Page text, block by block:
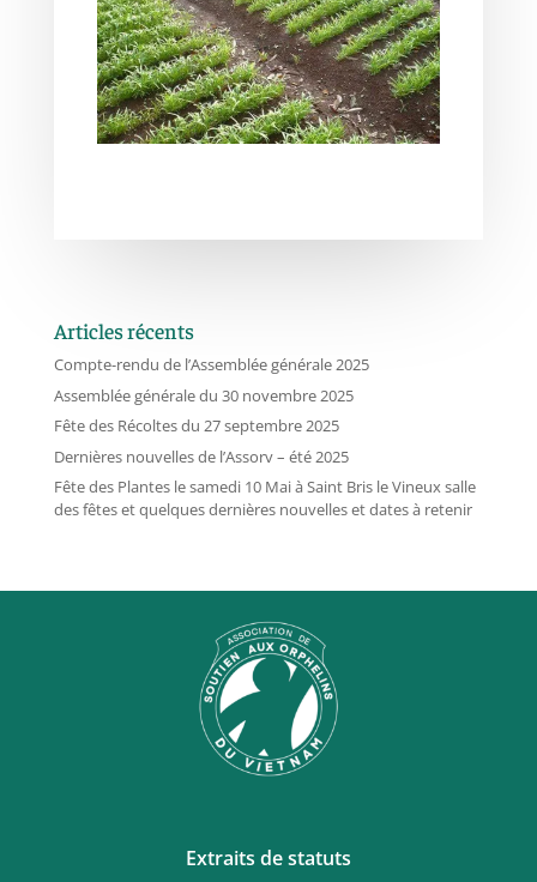
Articles récents
Compte-rendu de l’Assemblée générale 2025
Assemblée générale du 30 novembre 2025
Fête des Récoltes du 27 septembre 2025
Dernières nouvelles de l’Assorv – été 2025
Fête des Plantes le samedi 10 Mai à Saint Bris le Vineux salle
des fêtes et quelques dernières nouvelles et dates à retenir
Extraits de statuts